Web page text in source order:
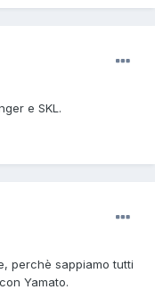
e SKL.
perchè sappiamo tutti
Yamato.